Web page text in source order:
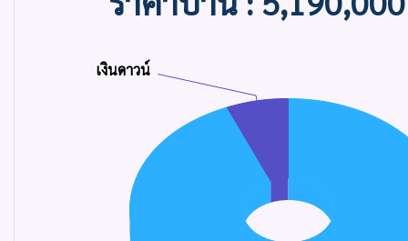
Pie chart with 2 slices.
เงินดาวน์
เงินดาวน์